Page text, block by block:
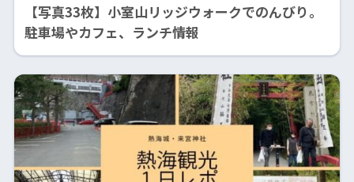
【写真33枚】小室山リッジウォークでのんびり。
駐車場やカフェ、ランチ情報